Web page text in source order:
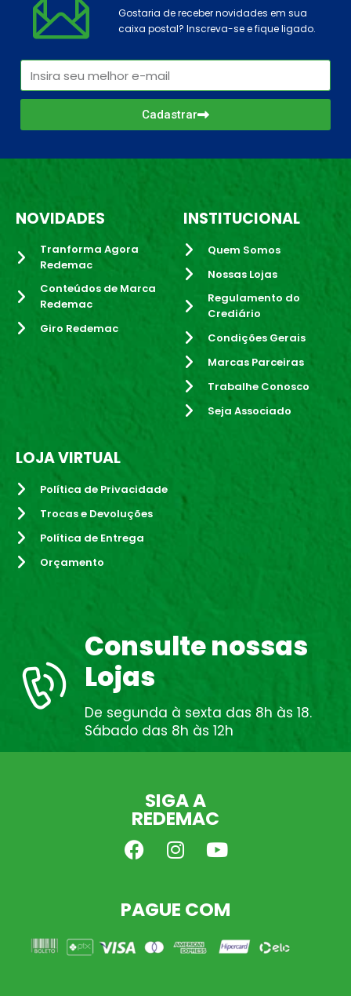
Gostaria de receber novidades em sua
caixa postal? Inscreva-se e fique ligado.
Cadastrar
NOVIDADES
Tranforma Agora
Redemac
Conteúdos de Marca
Redemac
Giro Redemac
INSTITUCIONAL
Quem Somos
Nossas Lojas
Regulamento do
Crediário
Condições Gerais
Marcas Parceiras
Trabalhe Conosco
Seja Associado
LOJA VIRTUAL
Política de Privacidade
Trocas e Devoluções
Política de Entrega
Orçamento
Consulte nossas
Lojas
De segunda à sexta das 8h às 18.
Sábado das 8h às 12h
SIGA A
REDEMAC
PAGUE COM